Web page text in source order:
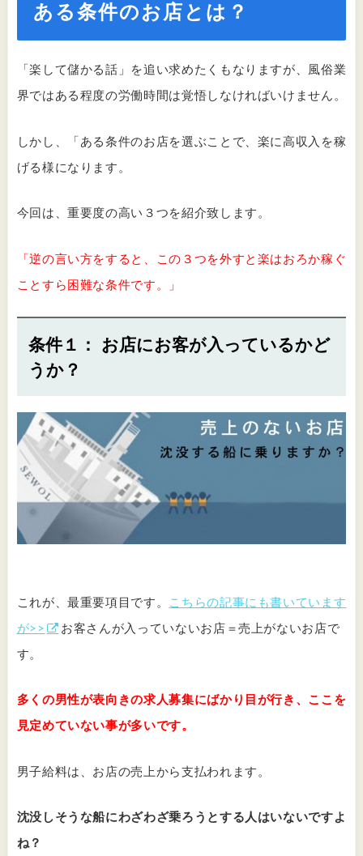
ある条件のお店とは？
「楽して儲かる話」を追い求めたくもなりますが、風俗業
界ではある程度の労働時間は覚悟しなければいけません。
しかし、「ある条件のお店を選ぶことで、楽に高収入を稼
げる様になります。
今回は、重要度の高い３つを紹介致します。
「逆の言い方をすると、この３つを外すと楽はおろか稼ぐ
ことすら困難な条件です。」
条件１： お店にお客が入っているかど
うか？
これが、最重要項目です。 こちらの記事にも書いています
が>>
お客さんが入っていないお店＝売上がないお店で
す。
多くの男性が表向きの求人募集にばかり目が行き、ここを
見定めていない事が多いです。
男子給料は、お店の売上から支払われます。
沈没しそうな船にわざわざ乗ろうとする人はいないですよ
ね？